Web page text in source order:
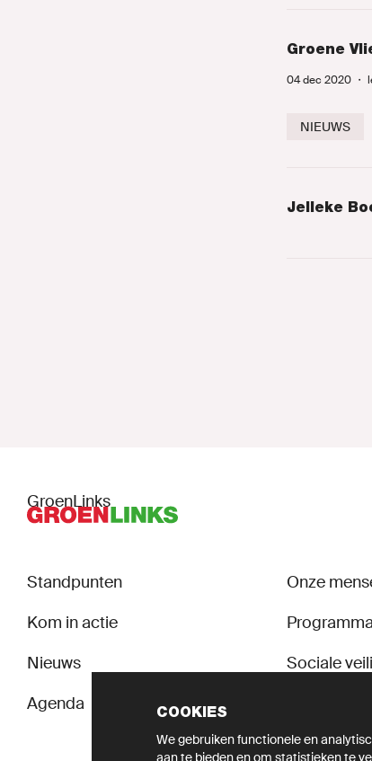
COOKIES
We gebruiken functionele en
aan te bieden en om statistieken te
Groene
04 dec 2020 ・
NIEUWS
Jelleke
GroenLinks
Standpunten
Kom in actie
Nieuws
Agenda
Onze
Sociale